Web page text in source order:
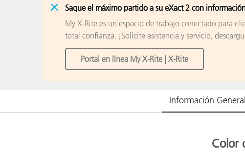
Saque el máximo partido a su eXact 2 con
My X-Rite es un espacio de trabajo conectado para
total confianza. ¡Solicite asistencia y servicio,
Portal en línea My X-Rite | X-Rite
Información General
Color